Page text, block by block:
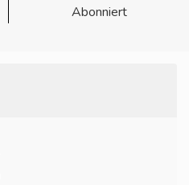
Abonniert